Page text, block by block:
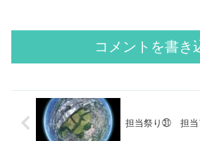
コメントを書き
担当祭り㉛ 担当